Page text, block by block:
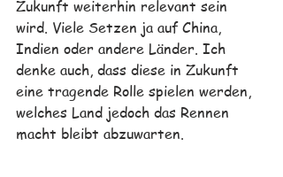
Zukunft weiterhin relevant sein
wird. Viele Setzen ja auf China,
Indien oder andere Länder. Ich
denke auch, dass diese in Zukunft
eine tragende Rolle spielen werden,
welches Land jedoch das Rennen
macht bleibt abzuwarten.